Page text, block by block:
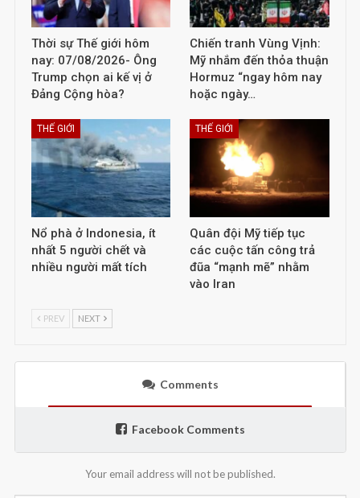
Thời sự Thế giới hôm
nay: 07/08/2026- Ông
Trump chọn ai kế vị ở
Đảng Cộng hòa?
Chiến tranh Vùng Vịnh:
Mỹ nhắm đến thỏa thuận
Hormuz “ngay hôm nay
hoặc ngày…
THẾ GIỚI
Nổ phà ở Indonesia, ít
nhất 5 người chết và
nhiều người mất tích
THẾ GIỚI
Quân đội Mỹ tiếp tục
các cuộc tấn công trả
đũa “mạnh mẽ” nhằm
vào Iran
PREV NEXT
Comments
Facebook Comments
Your email address will not be published.